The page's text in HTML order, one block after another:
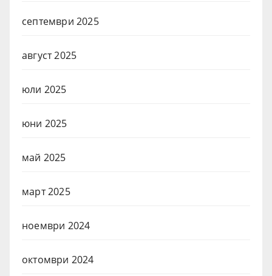
септември 2025
август 2025
юли 2025
юни 2025
май 2025
март 2025
ноември 2024
октомври 2024